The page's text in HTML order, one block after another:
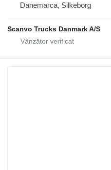
Danemarca, Silkeborg
Scanvo Trucks Danmark A/S